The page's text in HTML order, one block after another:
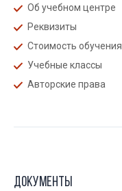
Об учебном центре
Реквизиты
Стоимость обучения
Учебные классы
Авторские права
Документы